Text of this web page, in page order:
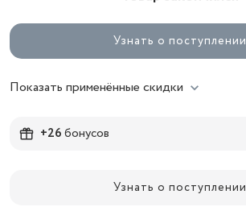
Узнать о поступлении
Показать применённые скидки
+26бонусов
Узнать о поступлении